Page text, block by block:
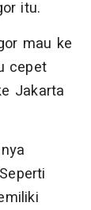
itu.
mau ke
cepet
Jakarta